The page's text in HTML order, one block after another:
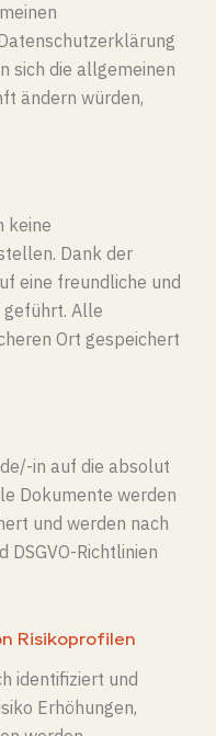
sich die allgemeinen
ändern würden,
keine
Dank der
eine freundliche und
geführt. Alle
Ort gespeichert
in auf die absolut
Dokumente werden
und werden nach
DSGVO-Richtlinien
Risikoprofilen
identifiziert und
Erhöhungen,